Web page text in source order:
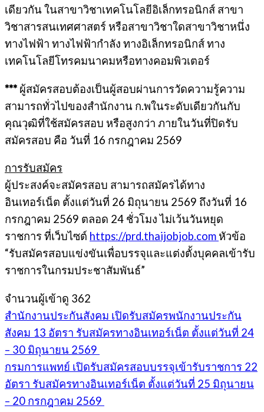
เดียวกัน ในสาขาวิชาเทคโนโลยีอิเล็กทรอนิกส์ สาขา
วิชาสารสนเทศศาสตร์ หรือสาขาวิชาใดสาขาวิชาหนึ่ง
ทางไฟฟ้า ทางไฟฟ้ากำลัง ทางอิเล็กทรอนิกส์ ทาง
เทคโนโลยีโทรคมนาคมหรือทางคอมพิวเตอร์
*** ผู้สมัครสอบต้องเป็นผู้สอบผ่านการวัดความรู้ความ
สามารถทั่วไปของสำนักงาน ก.พในระดับเดียวกันกับ
คุณวุฒิที่ใช้สมัครสอบ หรือสูงกว่า ภายในวันที่ปิดรับ
สมัครสอบ คือ วันที่ 16 กรกฎาคม 2569
การรับสมัคร
ผู้ประสงค์จะสมัครสอบ สามารถสมัครได้ทาง
อินเทอร์เน็ต ตั้งแต่วันที่ 26 มิถุนายน 2569 ถึงวันที่ 16
กรกฎาคม 2569 ตลอด 24 ชั่วโมง ไม่เว้นวันหยุด
ราชการ ที่เว็บไซต์ https://prd.thaijobjob.com หัวข้อ
“รับสมัครสอบแข่งขันเพื่อบรรจุและแต่งตั้งบุคคลเข้ารับ
ราชการในกรมประชาสัมพันธ์”
จำนวนผู้เข้าดู 362
สำนักงานประกันสังคม เปิดรับสมัครพนักงานประกัน
สังคม 13 อัตรา รับสมัครทางอินเทอร์เน็ต ตั้งแต่วันที่ 24
– 30 มิถุนายน 2569
กรมการแพทย์ เปิดรับสมัครสอบบรรจุเข้ารับราชการ 22
อัตรา รับสมัครทางอินเทอร์เน็ต ตั้งแต่วันที่ 25 มิถุนายน
– 20 กรกฎาคม 2569